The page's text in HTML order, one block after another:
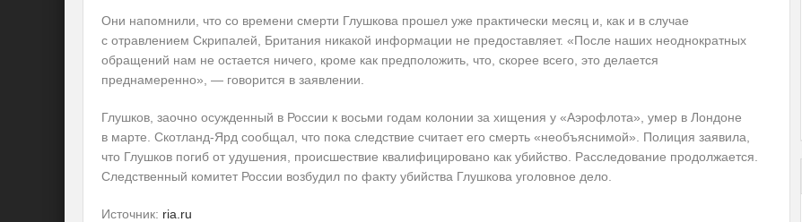
Они напомнили, что со времени смерти Глушкова прошел уже практически месяц и, как и в случае
с отравлением Скрипалей, Британия никакой информации не предоставляет. «После наших неоднократных
обращений нам не остается ничего, кроме как предположить, что, скорее всего, это делается
преднамеренно», — говорится в заявлении.
Глушков, заочно осужденный в России к восьми годам колонии за хищения у «Аэрофлота», умер в Лондоне
в марте. Скотланд-Ярд сообщал, что пока следствие считает его смерть «необъяснимой». Полиция заявила,
что Глушков погиб от удушения, происшествие квалифицировано как убийство. Расследование продолжается.
Следственный комитет России возбудил по факту убийства Глушкова уголовное дело.
Источник: ria.ru